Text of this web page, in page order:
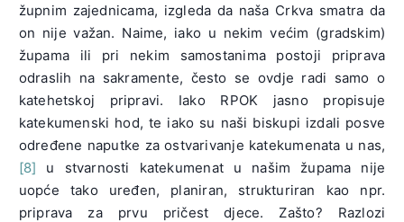
župnim zajednicama, izgleda da naša Crkva smatra da
on nije važan. Naime, iako u nekim većim (gradskim)
župama ili pri nekim samostanima postoji priprava
odraslih na sakramente, često se ovdje radi samo o
katehetskoj pripravi. Iako RPOK jasno propisuje
katekumenski hod, te iako su naši biskupi izdali posve
određene naputke za ostvarivanje katekumenata u nas,
[8] u stvarnosti katekumenat u našim župama nije
uopće tako uređen, planiran, strukturiran kao npr.
priprava za prvu pričest djece. Zašto? Razlozi